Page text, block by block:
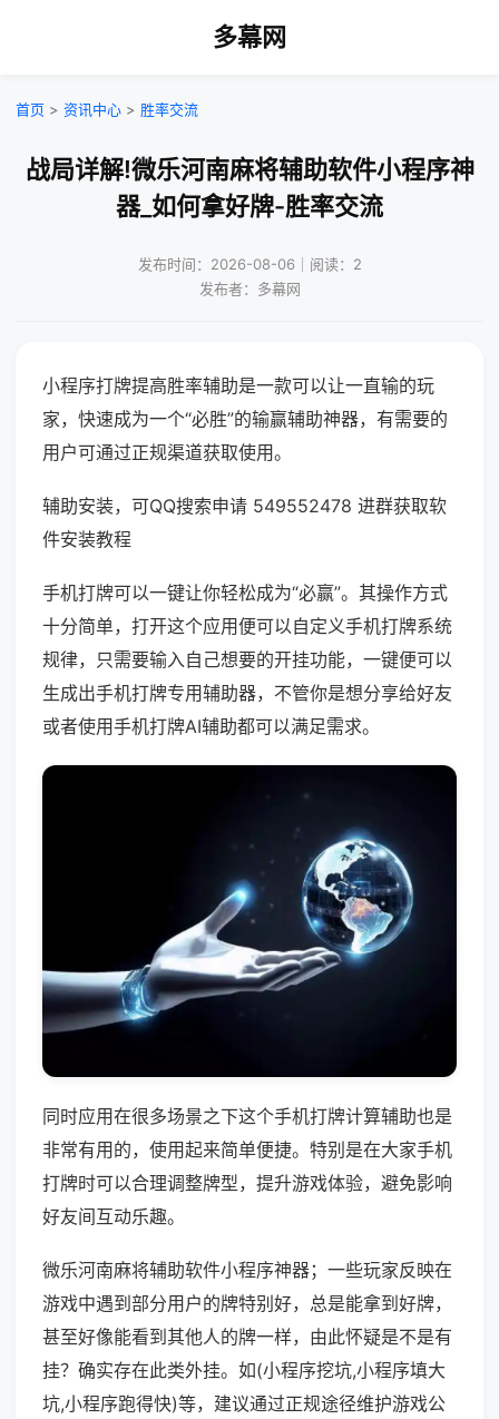
多幕网
首页 > 资讯中心 > 胜率交流
战局详解!微乐河南麻将辅助软件小程序神
器_如何拿好牌-胜率交流
发布时间：2026-08-06｜阅读：2
发布者：多幕网
小程序打牌提高胜率辅助是一款可以让一直输的玩
家，快速成为一个“必胜”的输赢辅助神器，有需要的
用户可通过正规渠道获取使用。
辅助安装，可QQ搜索申请 549552478 进群获取软
件安装教程
手机打牌可以一键让你轻松成为“必赢”。其操作方式
十分简单，打开这个应用便可以自定义手机打牌系统
规律，只需要输入自己想要的开挂功能，一键便可以
生成出手机打牌专用辅助器，不管你是想分享给好友
或者使用手机打牌AI辅助都可以满足需求。
同时应用在很多场景之下这个手机打牌计算辅助也是
非常有用的，使用起来简单便捷。特别是在大家手机
打牌时可以合理调整牌型，提升游戏体验，避免影响
好友间互动乐趣。
微乐河南麻将辅助软件小程序神器；一些玩家反映在
游戏中遇到部分用户的牌特别好，总是能拿到好牌，
甚至好像能看到其他人的牌一样，由此怀疑是不是有
挂？确实存在此类外挂。如(小程序挖坑,小程序填大
坑,小程序跑得快)等，建议通过正规途径维护游戏公